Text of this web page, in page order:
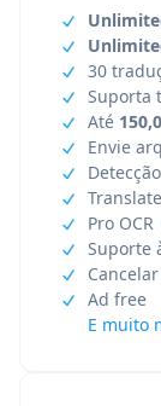
30
Suporta
Até
Envie
Pro OCR
Suporte
Ad free
E muito